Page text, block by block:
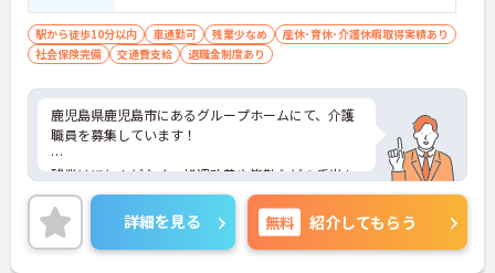
駅から徒歩10分以内 車通勤可 残業少なめ
産休･育休･介護休暇取得実績あり
社会保険完備
交通費支給 退職金制度あり
鹿児島県鹿児島市にあるグループホームにて、介護
職員を募集しています！
残業はほとんどなく、処遇改善や皆勤などの手当も
あり、とても働きやすい環境ですよ♪「
ご興味ある方には、面接対策ポイントなど、詳細を
お話しいたしますのでお気軽にご相談ください。
詳細を見る 無料 紹介してもらう